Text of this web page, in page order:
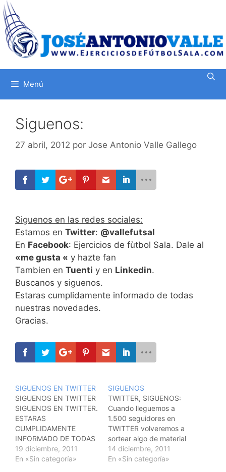
Saltar
al
contenido
Menú
Siguenos:
27 abril, 2012 por Jose Antonio Valle Gallego
Siguenos en las redes sociales:
Estamos en Twitter: @vallefutsal
En Facebook: Ejercicios de fùtbol Sala. Dale al
«me gusta « y hazte fan
Tambien en Tuenti y en Linkedin.
Buscanos y siguenos.
Estaras cumplidamente informado de todas
nuestras novedades.
Gracias.
SIGUENOS EN TWITTER
SIGUENOS EN TWITTER
SIGUENOS EN TWITTER.
ESTARAS
CUMPLIDAMENTE
INFORMADO DE TODAS
LAS NOVEDADES.
ADEMAS CUANDO
19 diciembre, 2011
En «Sin categoría»
SIGUENOS
TWITTER, SIGUENOS:
Cuando lleguemos a
1.500 seguidores en
TWITTER volveremos a
sortear algo de material
deportivo. Asi que ya
sabes, si no nos tienes
14 diciembre, 2011
En «Sin categoría»